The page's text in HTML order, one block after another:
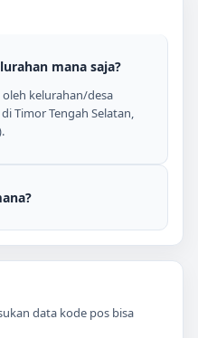
mana saja?
kelurahan/desa
Timor Tengah Selatan,
data kode pos bisa